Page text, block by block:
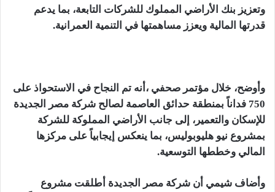
وتعزيز بنك الأراضي المملوك للشركات التابعة، بما يدعم
قدرتها المالية ويعزز مساهمتها في التنمية العمرانية.
وأوضح، خلال مؤتمر صحفي ،أنه تم النجاح في الاستحواذ على
750 فداناً بمنطقة حدائق العاصمة لصالح شركة مصر الجديدة
للإسكان والتعمير، إلى جانب الأراضي المملوكة للشركة
بمشروع نيو هليوبوليس، بما ينعكس إيجابياً على مركزها
المالي وخططها التوسعية.
وأضاف شيمي أن شركة مصر الجديدة أطلقت مشروع